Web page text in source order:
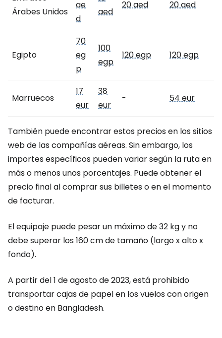
Árabes Unidos
ae
d
aed
20 aed 20 aed
Egipto
70
eg
p
100
egp
120 egp 120 egp
Marruecos
17
eur
38
eur
- 54 eur
También puede encontrar estos precios en los sitios
web de las compañías aéreas. Sin embargo, los
importes específicos pueden variar según la ruta en
más o menos unos porcentajes. Puede obtener el
precio final al comprar sus billetes o en el momento
de facturar.
El equipaje puede pesar un máximo de 32 kg y no
debe superar los 160 cm de tamaño (largo x alto x
fondo).
A partir del 1 de agosto de 2023, está prohibido
transportar cajas de papel en los vuelos con origen
o destino en Bangladesh.